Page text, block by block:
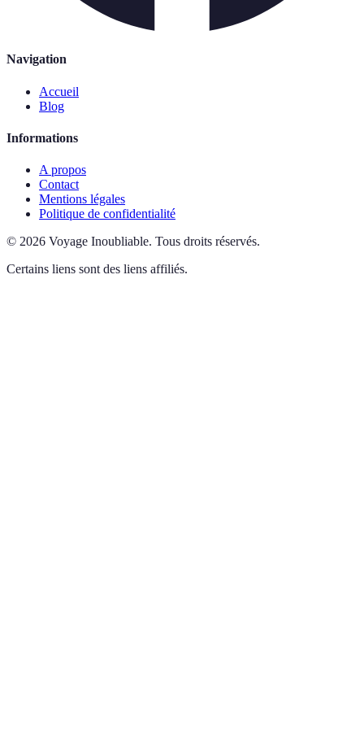
Navigation
Accueil
Blog
Informations
A propos
Contact
Mentions légales
Politique de confidentialité
© 2026 Voyage Inoubliable. Tous droits réservés.
Certains liens sont des liens affiliés.